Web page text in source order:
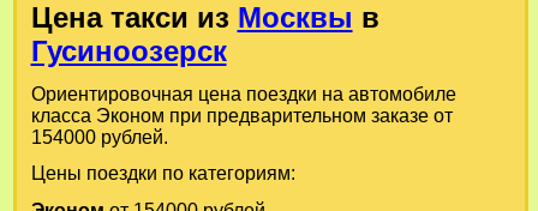
Цена такси из Москвы в
Гусиноозерск
Ориентировочная цена поездки на автомобиле
класса Эконом при предварительном заказе от
154000 рублей.
Цены поездки по категориям: